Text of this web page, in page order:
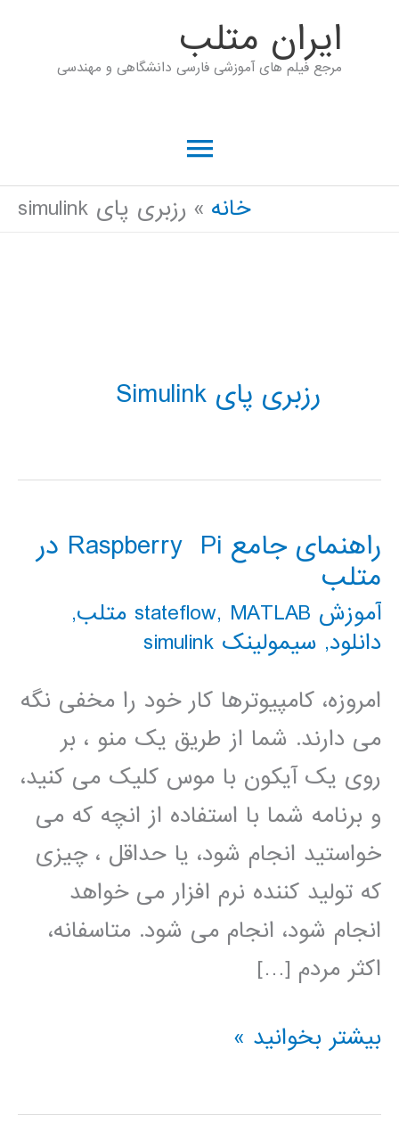
ايران متلب
مرجع فیلم های آموزشی فارسی دانشگاهی و مهندسی
فهرست
اصلیخانه رزبری پای simulink
رزبری پای Simulink
راهنمای جامع Raspberry Pi در
متلب
آموزش stateflow , MATLAB متلب
,
دانلود, سیمولینک simulink
امروزه، کامپیوترها کار خود را مخفی نگه
می دارند. شما از طریق یک منو ، بر
روی یک آیکون با موس کلیک می کنید،
و برنامه شما با استفاده از انچه که می
خواستید انجام شود، یا حداقل ، چیزی
که تولید کننده نرم افزار می خواهد
انجام شود، انجام می شود. متاسفانه،
اکثر مردم […]
راهنمای
Raspberry
بیشتر بخوانید »